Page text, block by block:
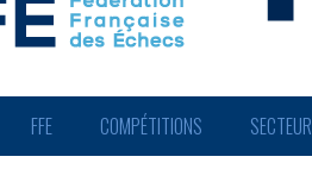
FFE COMPÉTITIONS